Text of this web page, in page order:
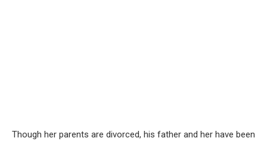
Though her parents are divorced, his father and her have been